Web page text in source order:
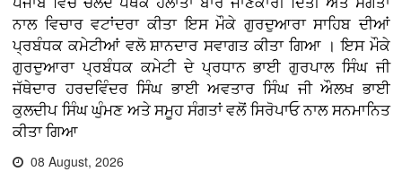
ਨਾਲ ਵਿਚਾਰ ਵਟਾਂਦਰਾ ਕੀਤਾ ਇਸ ਮੌਕੇ ਗੁਰਦੁਆਰਾ ਸਾਹਿਬ ਦੀਆਂ
ਪ੍ਰਬੰਧਕ ਕਮੇਟੀਆਂ ਵਲੋ ਸ਼ਾਨਦਾਰ ਸਵਾਗਤ ਕੀਤਾ ਗਿਆ । ਇਸ ਮੌਕੇ
ਗੁਰਦੁਆਰਾ ਪ੍ਰਬੰਧਕ ਕਮੇਟੀ ਦੇ ਪ੍ਰਧਾਨ ਭਾਈ ਗੁਰਪਾਲ ਸਿੰਘ ਜੀ
ਜੱਥੇਦਾਰ ਹਰਦਵਿੰਦਰ ਸਿੰਘ ਭਾਈ ਅਵਤਾਰ ਸਿੰਘ ਜੀ ਔਲਖ ਭਾਈ
ਕੁਲਦੀਪ ਸਿੰਘ ਘੁੰਮਣ ਅਤੇ ਸਮੂਹ ਸੰਗਤਾਂ ਵਲੋਂ ਸਿਰੋਪਾਓ ਨਾਲ ਸਨਮਾਨਿਤ
ਕੀਤਾ ਗਿਆ
08 August, 2026